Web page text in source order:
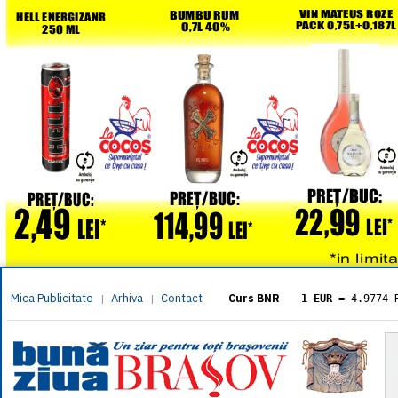
Mica Publicitate | Arhiva | Contact Curs BNR 1 EUR = 4.9774
= 5.8304
1 XAU= 464.4611
1 AED= 1.1933
1 AUD= 2.7957
1 BGN= 2.5449